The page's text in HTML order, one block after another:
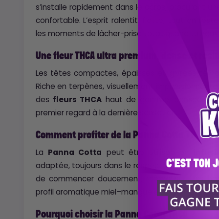
s’installe rapidement dans le corps, procurant
confortable. L’esprit ralentit, flotte, tout en
les moments de lâcher-prise total, quand tu veux
Une fleur THCA ultra premium, dense et
Les têtes compactes, épaisses et givrées
Riche en terpènes, visuellement impressionnante,
des fleurs THCA haut de gamme, pensées
premier regard à la dernière sensation.
Comment profiter de la Panna Cotta THCA ?
La Panna Cotta peut être utilisée en
adaptée, toujours dans le respect de la
de commencer doucement, même si tu es
profil aromatique miel–mangue et ses effets
Pourquoi choisir la Panna Cotta THCA ?